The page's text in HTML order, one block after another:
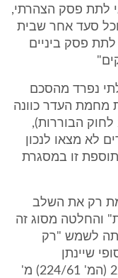
לתת פסק הצהרתי,
סעד אחר שבית
פסק ביניים
נפרד מהסכם
מחמת העדר כוונה
אחרת המשתמעת מההסכם (סעיף 2 לחוק הבוררות),
לא מצאו לנכון
זו במסגרת
רק את השלב
והחלטה מסוג זה
לשמש "רק
שיינתן
בתובענה" (ע"א 226/61 (ע"א 226/61 (המ' 224/61) מ'